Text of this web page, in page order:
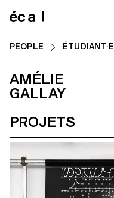
PEOPLE ÉTUDIANT·E
AMÉLIE
GALLAY
PROJETS